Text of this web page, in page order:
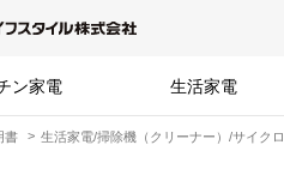
ン家電 生活家電
書 生活家電/掃除機（クリーナー）/サイク